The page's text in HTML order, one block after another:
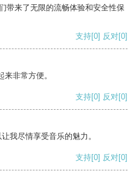
带来了无限的流畅体验和安全性保
支持[0] 反对[0]
非常方便。
支持[0] 反对[0]
我尽情享受音乐的魅力。
支持[0] 反对[0]